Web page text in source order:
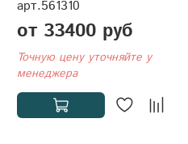
арт.561310
от 33400 руб
Точную цену уточняйте у
менеджера